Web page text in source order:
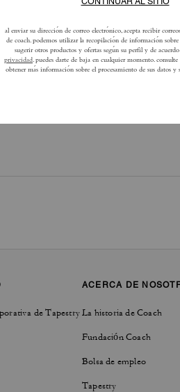
más información sobre cómo verificamos
de Tapestry
ACERCA DE
La historia de Coach
Fundación Coach
Bolsa de empleo
Tapestry